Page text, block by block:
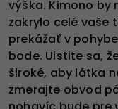
výška. Kimono
zakrylo celé vaše
prekážať v
bode. Uistite sa,
široké, aby látka
zmerajte obvod